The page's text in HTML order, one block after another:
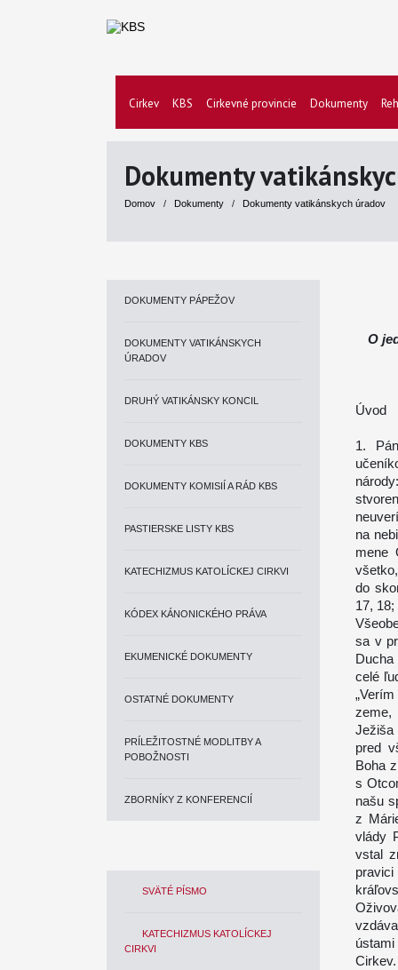
Cirkev KBS Cirkevné provincie Dokumenty
Dokumenty
Domov / Dokumenty / Dokumenty vatikánskych úradov
DOKUMENTY PÁPEŽOV
DOKUMENTY VATIKÁNSKYCH
ÚRADOV
DRUHÝ VATIKÁNSKY KONCIL
DOKUMENTY KBS
DOKUMENTY KOMISIÍ A RÁD KBS
PASTIERSKE LISTY KBS
KATECHIZMUS KATOLÍCKEJ CIRKVI
KÓDEX KÁNONICKÉHO PRÁVA
EKUMENICKÉ DOKUMENTY
OSTATNÉ DOKUMENTY
PRÍLEŽITOSTNÉ MODLITBY A
POBOŽNOSTI
ZBORNÍKY Z KONFERENCIÍ
SVÄTÉ PÍSMO
KATECHIZMUS KATOLÍCKEJ
CIRKVI
O
Úvod
1.
na
mene
do
17,
sa v
celé
zeme,
pred
Boha
s
našu
z
vlády
vstal